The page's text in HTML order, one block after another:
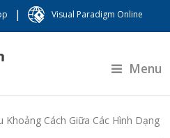
| Visual Paradigm Online
Menu
Khoảng Cách Giữa Các Hình Dạng